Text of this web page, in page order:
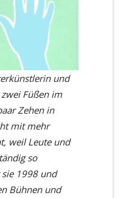
ünstlerin und
Füßen im
Zehen in
mit mehr
weil Leute und
so
1998 und
Bühnen und